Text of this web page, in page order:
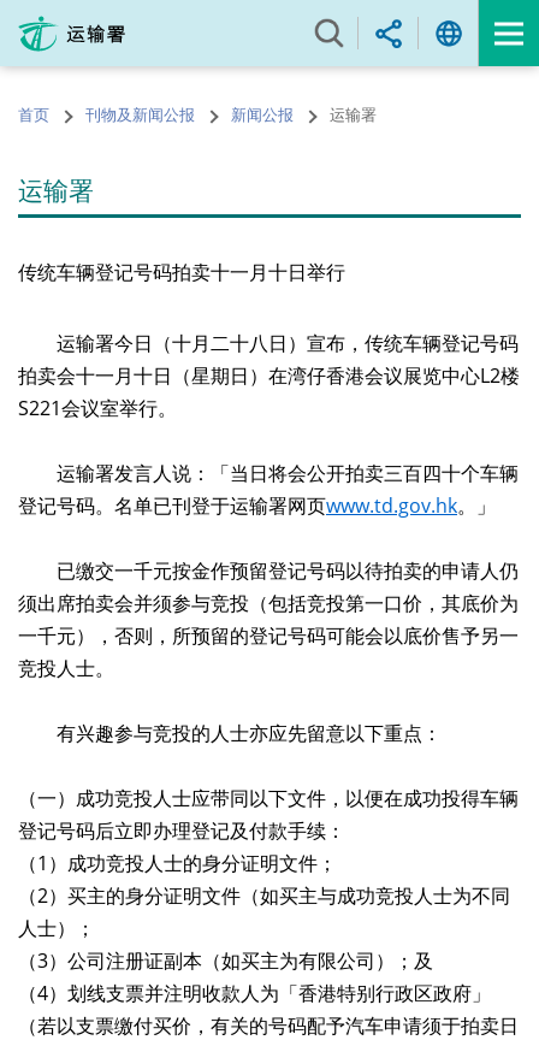
内
的首页 刊物及新闻公报 新闻公报 运输署
运输署
传统车辆登记号码拍卖十一月十日举行
运输署今日（十月二十八日）宣布，传统车辆登记号码
拍卖会十一月十日（星期日）在湾仔香港会议展览中心L2楼
S221会议室举行。
运输署发言人说：「当日将会公开拍卖三百四十个车辆
登记号码。名单已刊登于运输署网页www.td.gov.hk。」
已缴交一千元按金作预留登记号码以待拍卖的申请人仍
须出席拍卖会并须参与竞投（包括竞投第一口价，其底价为
一千元），否则，所预留的登记号码可能会以底价售予另一
竞投人士。
有兴趣参与竞投的人士亦应先留意以下重点：
（一）成功竞投人士应带同以下文件，以便在成功投得车辆
登记号码后立即办理登记及付款手续：
（1）成功竞投人士的身分证明文件；
（2）买主的身分证明文件（如买主与成功竞投人士为不同
人士）；
（3）公司注册证副本（如买主为有限公司）；及
（4）划线支票并注明收款人为「香港特别行政区政府」
（若以支票缴付买价，有关的号码配予汽车申请须于拍卖日